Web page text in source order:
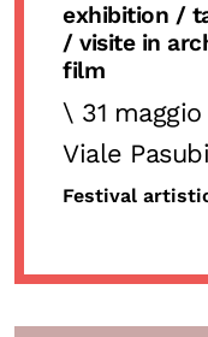
exhibition /
/ visite in
film
\ 31
Viale
Festival